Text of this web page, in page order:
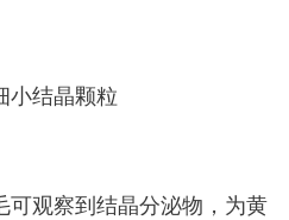
结晶颗粒
观察到结晶分泌物，为黄